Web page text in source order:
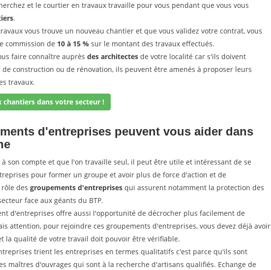
et le courtier en travaux travaille pour vous pendant que vous vous
.
vous trouve un nouveau chantier et que vous validez votre contrat, vous
commission de 10 à 15 % sur le montant des travaux effectués.
faire connaître auprès des architectes de votre localité car s'ils doivent
construction ou de rénovation, ils peuvent être amenés à proposer leurs
travaux.
chantiers dans votre secteur !
d'entreprises peuvent vous aider dans
son compte et que l'on travaille seul, il peut être utile et intéressant de se
pour former un groupe et avoir plus de force d'action et de
des groupements d'entreprises qui assurent notamment la protection des
face aux géants du BTP.
d'entreprises offre aussi l'opportunité de décrocher plus facilement de
attention, pour rejoindre ces groupements d'entreprises, vous devez déjà avoir
la qualité de votre travail doit pouvoir être vérifiable.
trient les entreprises en termes qualitatifs c'est parce qu'ils sont
maîtres d'ouvrages qui sont à la recherche d'artisans qualifiés. Echange de